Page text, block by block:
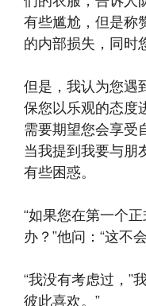
有些尴尬，但是称
的内部损失，同时
但是，我认为您遇
保您以乐观的态度
需要期望您会享受
当我提到我要与朋
有些困惑。
“如果您在第一个
办？”他问：“这不
“我没有考虑过，”
彼此喜欢。”